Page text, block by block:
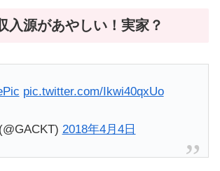
入源があやしい！実家？
pic.twitter.com/Ikwi40qxUo
2018年4月4日